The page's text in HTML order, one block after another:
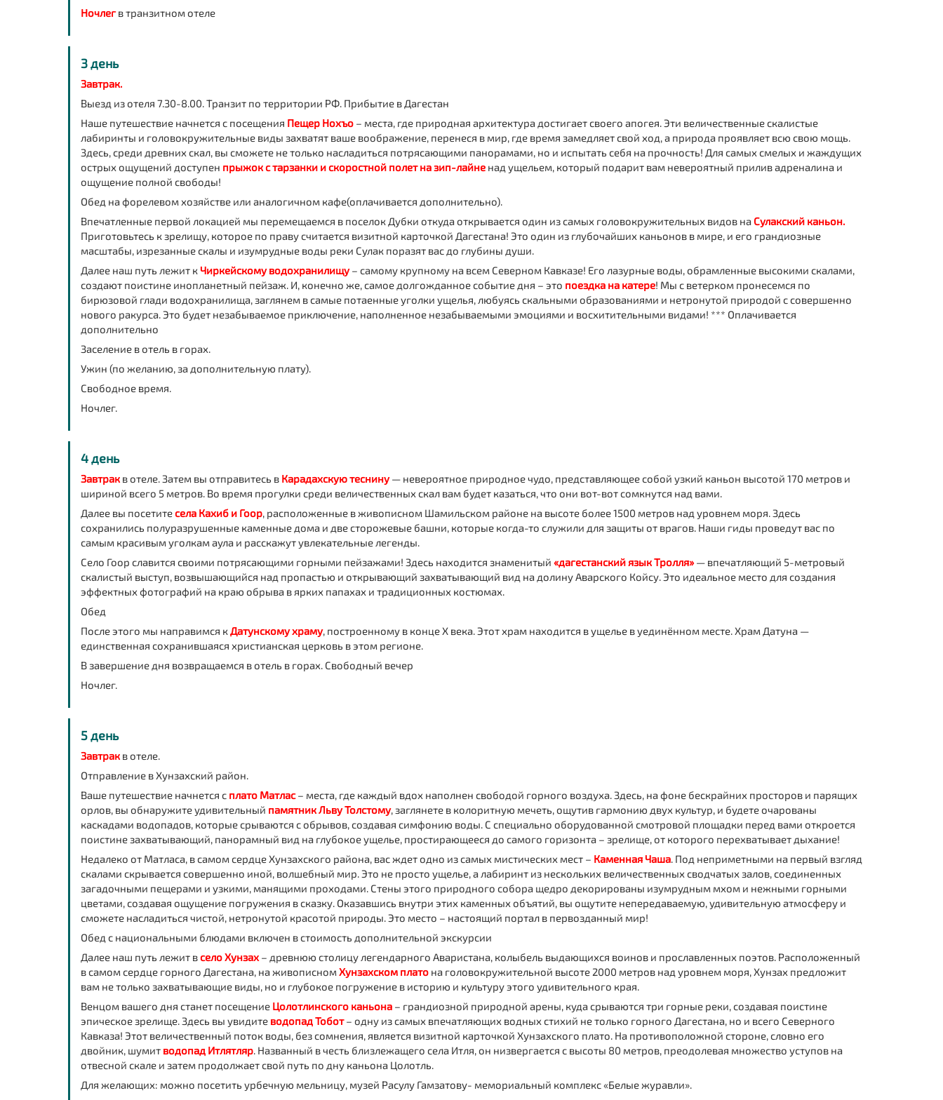
Ночлегв транзитном отеле
3 день
Завтрак.
Выезд из отеля 7.30-8.00. Транзит по территории РФ. Прибытие в Дагестан
Наше путешествие начнется с посещения Пещер Нохъо – места, где природная архитектура достигает своего апогея. Эти величественные скалистые
лабиринты и головокружительные виды захватят ваше воображение, перенеся в мир, где время замедляет свой ход, а природа проявляет всю свою мощь.
Здесь, среди древних скал, вы сможете не только насладиться потрясающими панорамами, но и испытать себя на прочность! Для самых смелых и жаждущих
острых ощущений доступен прыжок с тарзанки и скоростной полет на зип-лайне над ущельем, который подарит вам невероятный прилив адреналина и
ощущение полной свободы!
Обед на форелевом хозяйстве или аналогичном кафе(оплачивается дополнительно).
Впечатленные первой локацией мы перемещаемся в поселок Дубки откуда открывается один из самых головокружительных видов на Сулакский каньон.
Приготовьтесь к зрелищу, которое по праву считается визитной карточкой Дагестана! Это один из глубочайших каньонов в мире, и его грандиозные
масштабы, изрезанные скалы и изумрудные воды реки Сулак поразят вас до глубины души.
Далее наш путь лежит кЧиркейскому водохранилищу– самому крупному на всем Северном Кавказе! Его лазурные воды, обрамленные высокими скалами,
создают поистине инопланетный пейзаж. И, конечно же, самое долгожданное событие дня – это поездка на катере! Мы с ветерком пронесемся по
бирюзовой глади водохранилища, заглянем в самые потаенные уголки ущелья, любуясь скальными образованиями и нетронутой природой с совершенно
нового ракурса. Это будет незабываемое приключение, наполненное незабываемыми эмоциями и восхитительными видами! *** Оплачивается
дополнительно
Заселение в отель в горах.
Ужин (по желанию, за дополнительную плату).
Свободное время.
Ночлег.
4 день
Завтрак в отеле. Затем вы отправитесь в Карадахскую теснину— невероятное природное чудо, представляющее собой узкий каньон высотой 170 метров и
шириной всего 5 метров. Во время прогулки среди величественных скал вам будет казаться, что они вот-вот сомкнутся над вами.
Далее вы посетитесела Кахиб и Гоор, расположенные в живописном Шамильском районе на высоте более 1500 метров над уровнем моря. Здесь
сохранились полуразрушенные каменные дома и две сторожевые башни, которые когда-то служили для защиты от врагов. Наши гиды проведут вас по
самым красивым уголкам аула и расскажут увлекательные легенды.
Село Гоор славится своими потрясающими горными пейзажами! Здесь находится знаменитый«дагестанский язык Тролля»— впечатляющий 5-метровый
скалистый выступ, возвышающийся над пропастью и открывающий захватывающий вид на долину Аварского Койсу. Это идеальное место для создания
эффектных фотографий на краю обрыва в ярких папахах и традиционных костюмах.
Обед
После этого мы направимся кДатунскому храму, построенному в конце X века. Этот храм находится в ущелье в уединённом месте. Храм Датуна —
единственная сохранившаяся христианская церковь в этом регионе.
В завершение дня возвращаемся в отель в горах. Свободный вечер
Ночлег.
5 день
Завтрак в отеле.
Отправление в Хунзахский район.
Ваше путешествие начнется с плато Матлас– места, где каждый вдох наполнен свободой горного воздуха. Здесь, на фоне бескрайних просторов и парящих
орлов, вы обнаружите удивительный памятник Льву Толстому, заглянете в колоритную мечеть, ощутив гармонию двух культур, и будете очарованы
каскадами водопадов, которые срываются с обрывов, создавая симфонию воды. С специально оборудованной смотровой площадки перед вами откроется
поистине захватывающий, панорамный вид на глубокое ущелье, простирающееся до самого горизонта – зрелище, от которого перехватывает дыхание!
Недалеко от Матласа, в самом сердце Хунзахского района, вас ждет одно из самых мистических мест – Каменная Чаша. Под неприметными на первый взгляд
скалами скрывается совершенно иной, волшебный мир. Это не просто ущелье, а лабиринт из нескольких величественных сводчатых залов, соединенных
загадочными пещерами и узкими, манящими проходами. Стены этого природного собора щедро декорированы изумрудным мхом и нежными горными
цветами, создавая ощущение погружения в сказку. Оказавшись внутри этих каменных объятий, вы ощутите непередаваемую, удивительную атмосферу и
сможете насладиться чистой, нетронутой красотой природы. Это место – настоящий портал в первозданный мир!
Обед с национальными блюдами включен в стоимость дополнительной экскурсии
Далее наш путь лежит всело Хунзах – древнюю столицу легендарного Аваристана, колыбель выдающихся воинов и прославленных поэтов. Расположенный
в самом сердце горного Дагестана, на живописномХунзахском плато на головокружительной высоте 2000 метров над уровнем моря, Хунзах предложит
вам не только захватывающие виды, но и глубокое погружение в историю и культуру этого удивительного края.
Венцом вашего дня станет посещение Цолотлинского каньона – грандиозной природной арены, куда срываются три горные реки, создавая поистине
эпическое зрелище. Здесь вы увидите водопад Тобот– одну из самых впечатляющих водных стихий не только горного Дагестана, но и всего Северного
Кавказа! Этот величественный поток воды, без сомнения, является визитной карточкой Хунзахского плато. На противоположной стороне, словно его
двойник, шумит водопад Итлятляр. Названный в честь близлежащего села Итля, он низвергается с высоты 80 метров, преодолевая множество уступов на
отвесной скале и затем продолжает свой путь по дну каньона Цолотль.
Для желающих: можно посетить урбечную мельницу, музей Расулу Гамзатову- мемориальный комплекс «Белые журавли».